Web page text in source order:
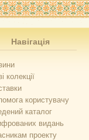
Навігація
колекції
користувачу
каталог
видань
проекту